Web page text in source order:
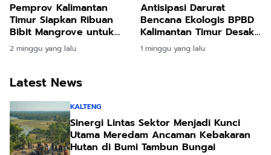
Pemprov Kalimantan
Timur Siapkan Ribuan
Bibit Mangrove untuk
Lindungi Pesisir
Balikpapan dan Kawasan
2 minggu yang lalu
Antisipasi Darurat
Bencana Ekologis BPBD
Kalimantan Timur Desak
Masyarakat Proaktif
Laporkan Titik Api
1 minggu yang lalu
Latest News
KALTENG
Sinergi Lintas Sektor Menjadi Kunci
Utama Meredam Ancaman Kebakaran
Hutan di Bumi Tambun Bungai